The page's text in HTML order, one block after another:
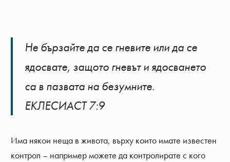
Не бързайте да се гневите или да се
ядосвате, защото гневът и ядосването
са в пазвата на безумните.
ЕКЛЕСИАСТ 7:9
Има някои неща в живота, върху които имате известен
контрол – например можете да контролирате с кого